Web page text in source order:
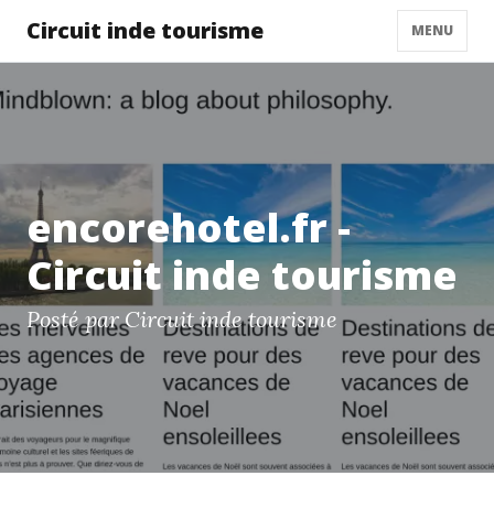
Circuit inde tourisme MENU
encorehotel.fr -
Circuit inde tourisme
Posté par Circuit inde tourisme